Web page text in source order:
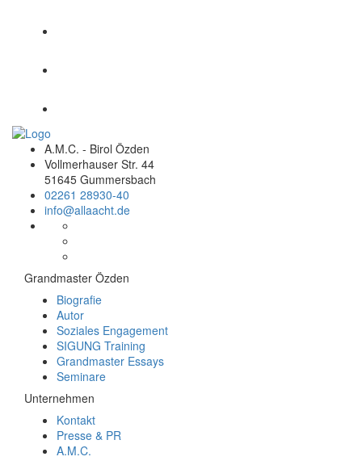
A.M.C. - Birol Özden
Vollmerhauser Str. 44
51645 Gummersbach
02261 28930-40
info@allaacht.de
Grandmaster Özden
Biografie
Autor
Soziales Engagement
SIGUNG Training
Grandmaster Essays
Seminare
Unternehmen
Kontakt
Presse & PR
A.M.C.